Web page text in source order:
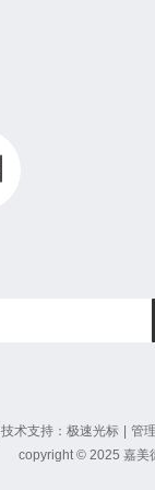
技术支持：极速光标 | 管
copyright © 2025 嘉美